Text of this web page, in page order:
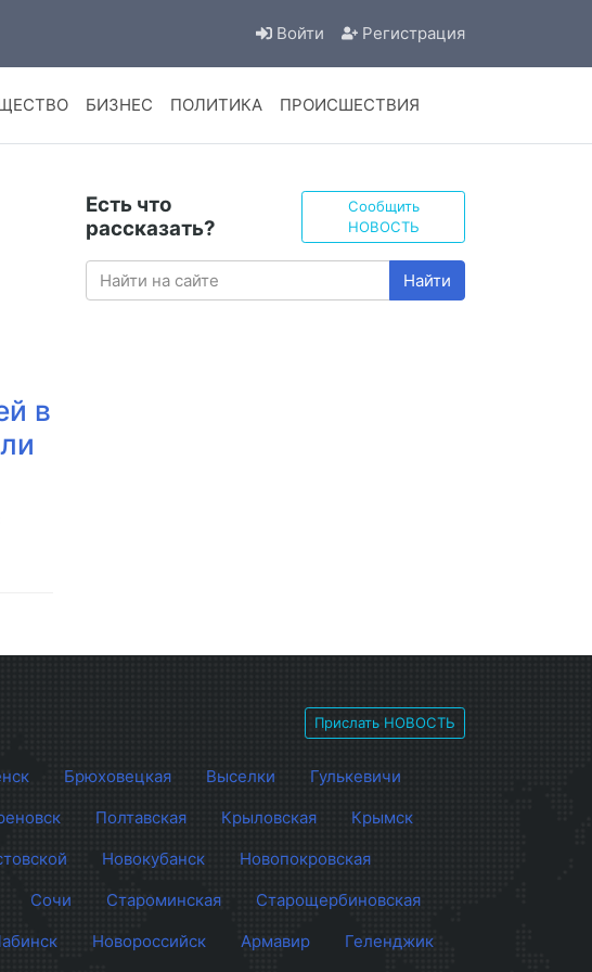
Войти Регистрация
БИЗНЕС ПОЛИТИКА ПРОИСШЕСТВИЯ
в
Есть что
рассказать?
Сообщить
НОВОСТЬ
Найти
Прислать НОВОСТЬ
Брюховецкая Выселки
Гулькевичи
Полтавская Крыловская
Крымск
Новокубанск
Новопокровская
Сочи Староминская
Старощербиновская
Новороссийск Армавир Геленджик